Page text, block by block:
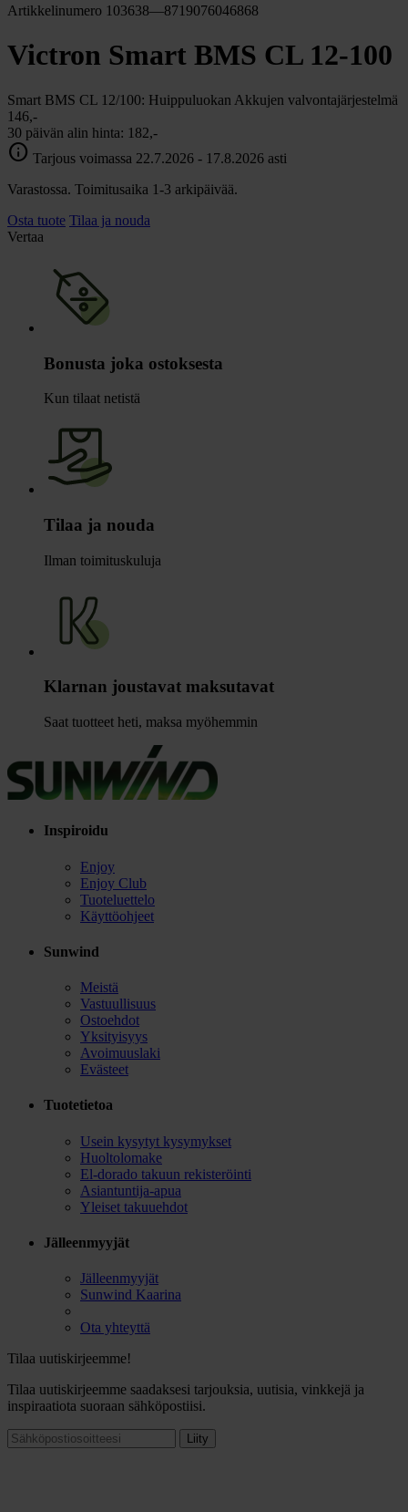
Artikkelinumero 103638—8719076046868
Victron Smart BMS CL 12-100
Smart BMS CL 12/100: Huippuluokan Akkujen valvontajärjestelmä
146,-
30 päivän alin hinta: 182,-
info Tarjous voimassa 22.7.2026 - 17.8.2026 asti
Varastossa. Toimitusaika 1-3 arkipäivää.
Osta tuote Tilaa ja nouda
Vertaa
Bonusta joka ostoksesta
Kun tilaat netistä
Tilaa ja nouda
Ilman toimituskuluja
Klarnan joustavat maksutavat
Saat tuotteet heti, maksa myöhemmin
Inspiroidu
Enjoy
Enjoy Club
Tuoteluettelo
Käyttöohjeet
Sunwind
Meistä
Vastuullisuus
Ostoehdot
Yksityisyys
Avoimuuslaki
Evästeet
Tuotetietoa
Usein kysytyt kysymykset
Huoltolomake
El-dorado takuun rekisteröinti
Asiantuntija-apua
Yleiset takuuehdot
Jälleenmyyjät
Jälleenmyyjät
Sunwind Kaarina
Ota yhteyttä
Tilaa uutiskirjeemme!
Tilaa uutiskirjeemme saadaksesi tarjouksia, uutisia, vinkkejä ja
inspiraatiota suoraan sähköpostiisi.
Liity